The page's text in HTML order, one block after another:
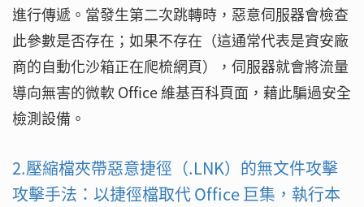
進行傳遞。當發生第二次跳轉時，惡意伺服器會檢查
此參數是否存在；如果不存在（這通常代表是資安廠
商的自動化沙箱正在爬梳網頁），伺服器就會將流量
導向無害的微軟 Office 維基百科頁面，藉此騙過安全
檢測設備。
2.壓縮檔夾帶惡意捷徑（.LNK）的無文件攻擊
攻擊手法：以捷徑檔取代 Office 巨集，執行本